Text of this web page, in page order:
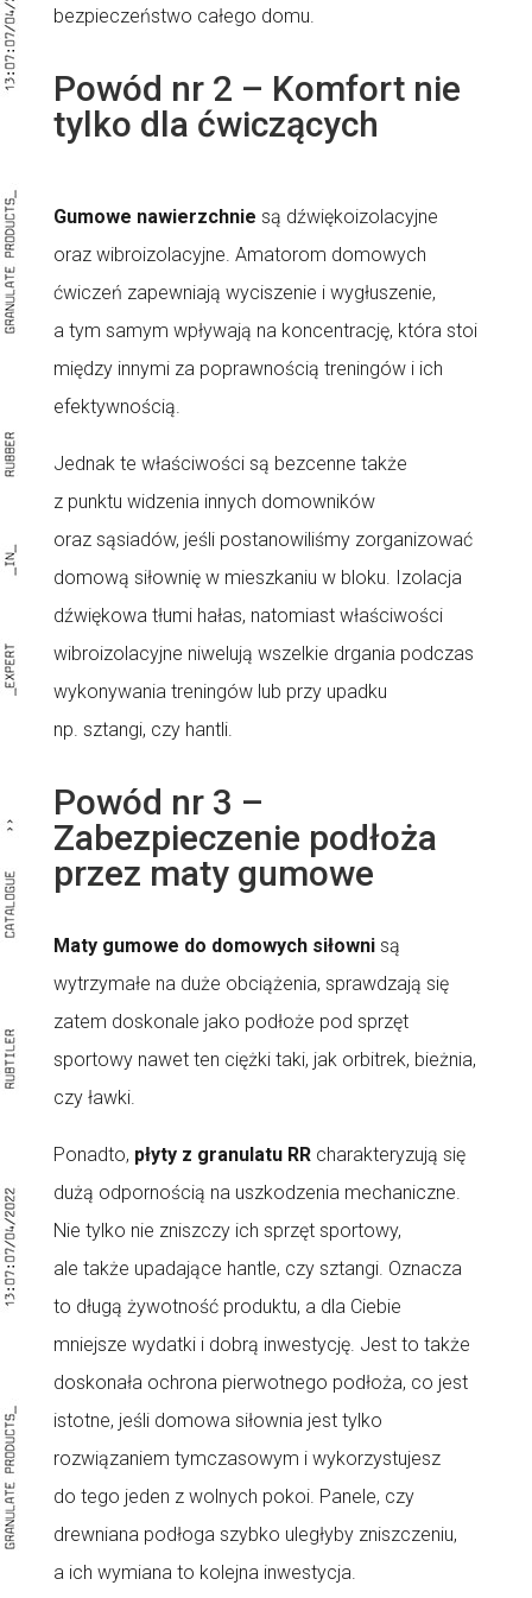
bezpieczeństwo całego domu.
Powód nr 2 – Komfort nie
tylko dla ćwiczących
Gumowe nawierzchnie są dźwiękoizolacyjne
oraz wibroizolacyjne. Amatorom domowych
ćwiczeń zapewniają wyciszenie i wygłuszenie,
a tym samym wpływają na koncentrację, która stoi
między innymi za poprawnością treningów i ich
efektywnością.
Jednak te właściwości są bezcenne także
z punktu widzenia innych domowników
oraz sąsiadów, jeśli postanowiliśmy zorganizować
domową siłownię w mieszkaniu w bloku. Izolacja
dźwiękowa tłumi hałas, natomiast właściwości
wibroizolacyjne niwelują wszelkie drgania podczas
wykonywania treningów lub przy upadku
np. sztangi, czy hantli.
Powód nr 3 –
Zabezpieczenie podłoża
przez maty gumowe
Maty gumowe do domowych siłowni są
wytrzymałe na duże obciążenia, sprawdzają się
zatem doskonale jako podłoże pod sprzęt
sportowy nawet ten ciężki taki, jak orbitrek, bieżnia,
czy ławki.
Ponadto, płyty z granulatu RR charakteryzują się
dużą odpornością na uszkodzenia mechaniczne.
Nie tylko nie zniszczy ich sprzęt sportowy,
ale także upadające hantle, czy sztangi. Oznacza
to długą żywotność produktu, a dla Ciebie
mniejsze wydatki i dobrą inwestycję. Jest to także
doskonała ochrona pierwotnego podłoża, co jest
istotne, jeśli domowa siłownia jest tylko
rozwiązaniem tymczasowym i wykorzystujesz
do tego jeden z wolnych pokoi. Panele, czy
drewniana podłoga szybko uległyby zniszczeniu,
a ich wymiana to kolejna inwestycja.